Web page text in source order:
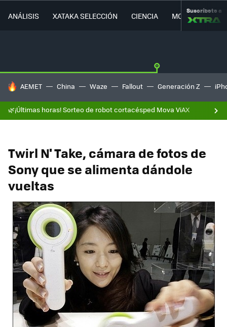
ANÁLISIS XATAKA SELECCIÓN CIENCIA MOVILIDAD
Suscríbete a
HOY SE HABLA DE
AEMET China Waze Fallout Generación Z
🌿¡Últimas horas! Sorteo de robot cortacésped Mova ViAX
Twirl N' Take, cámara de fotos de
Sony que se alimenta dándole
vueltas